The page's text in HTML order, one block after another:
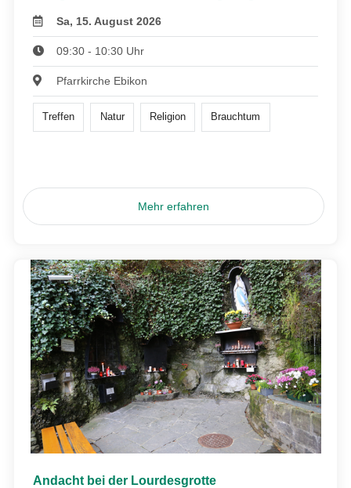
Sa, 15. August 2026
09:30 - 10:30 Uhr
Pfarrkirche Ebikon
Treffen Natur Religion Brauchtum
Mehr erfahren
Andacht bei der Lourdesgrotte